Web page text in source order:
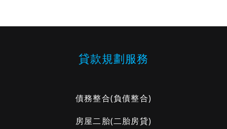
貸款規劃服務
債務整合(負債整合)
房屋二胎(二胎房貸)